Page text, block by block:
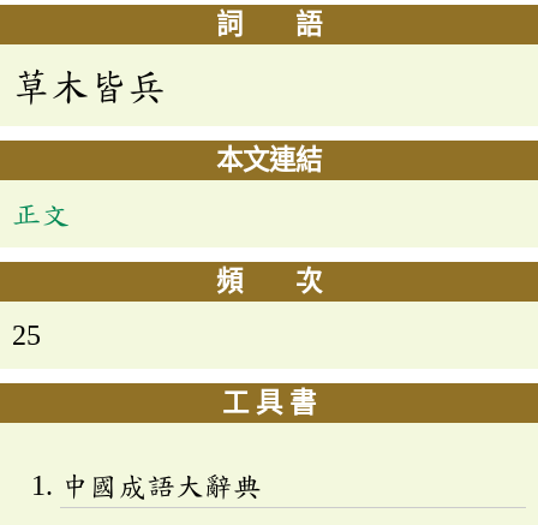
詞 語
草木皆兵
本文連結
正文
頻 次
25
工 具 書
中國成語大辭典